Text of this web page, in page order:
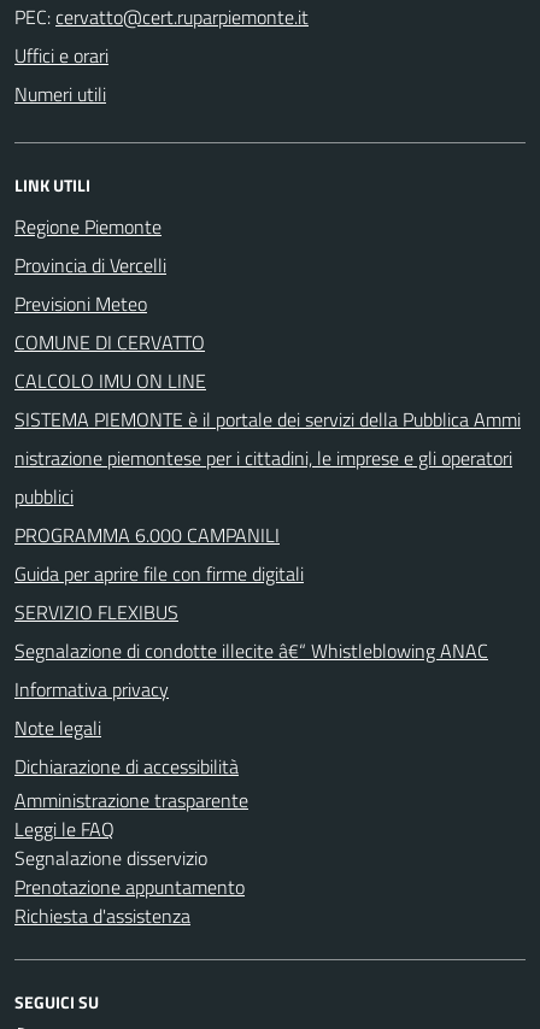
PEC:
Uffici e orari
Numeri utili
LINK UTILI
Regione Piemonte
Provincia di Vercelli
Previsioni Meteo
COMUNE DI CERVATTO
CALCOLO IMU ON LINE
SISTEMA PIEMONTE è il portale dei servizi della Pubblica Ammi
nistrazione piemontese per i cittadini, le imprese e gli operatori
pubblici
PROGRAMMA 6.000 CAMPANILI
Guida per aprire file con firme digitali
SERVIZIO FLEXIBUS
Segnalazione di condotte illecite â€“ Whistleblowing ANAC
Informativa privacy
Note legali
Dichiarazione di accessibilità
Amministrazione trasparente
Leggi le FAQ
Segnalazione disservizio
Prenotazione appuntamento
Richiesta d'assistenza
SEGUICI SU